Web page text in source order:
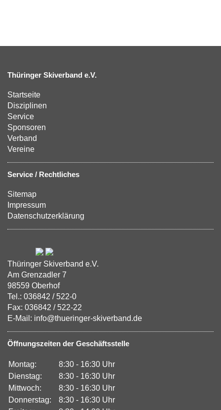
Thüringer Skiverband e.V.
Startseite
Disziplinen
Service
Sponsoren
Verband
Vereine
Service / Rechtliches
Sitemap
Impressum
Datenschutzerklärung
Thüringer Skiverband e.V.
Am Grenzadler 7
98559 Oberhof
Tel.: 036842 / 522-0
Fax: 036842 / 522-22
E-Mail: info@thueringer-skiverband.de
Öffnungszeiten der Geschäftsstelle
Montag:
8:30 - 16:30 Uhr
Dienstag:
8:30 - 16:30 Uhr
Mittwoch:
8:30 - 16:30 Uhr
Donnerstag:
8:30 - 16:30 Uhr